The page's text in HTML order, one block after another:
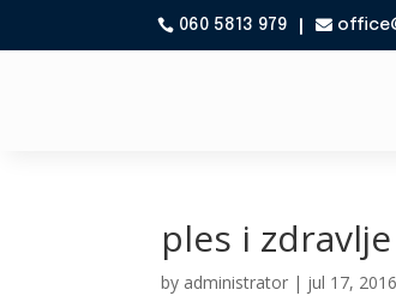
060 5813 979 
ples i zdravlje
by administrator | jul 17, 2016